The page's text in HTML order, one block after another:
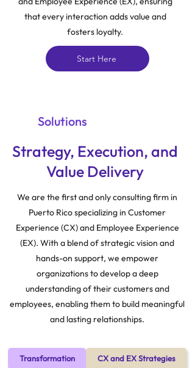
that every interaction adds value and
fosters loyalty.
Start Here
Solutions
Strategy, Execution, and
Value Delivery
We are the first and only consulting firm in
Puerto Rico specializing in Customer
Experience (CX) and Employee Experience
(EX). With a blend of strategic vision and
hands-on support, we empower
organizations to develop a deep
understanding of their customers and
employees, enabling them to build meaningful
and lasting relationships.
Transformation CX and EX Strategies